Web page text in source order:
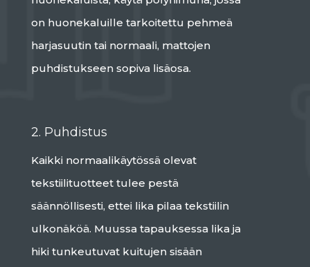
on huonekaluille tarkoitettu pehmeä
harjasuutin tai normaali, mattojen
puhdistukseen sopiva lisäosa.
2. Puhdistus
Kaikki normaalikäytössä olevat
tekstiilituotteet tulee pestä
säännöllisesti, ettei lika pilaa tekstiilin
ulkonäköä. Muussa tapauksessa lika ja
hiki tunkeutuvat kuitujen sisään